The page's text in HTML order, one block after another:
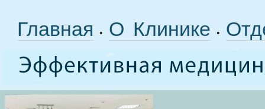
Главная • О Клинике •